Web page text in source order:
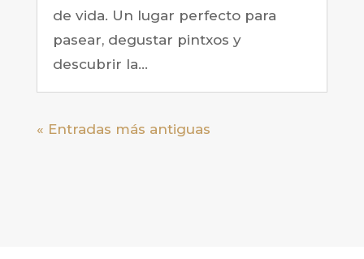
de vida. Un lugar perfecto para
pasear, degustar pintxos y
descubrir la...
« Entradas más antiguas